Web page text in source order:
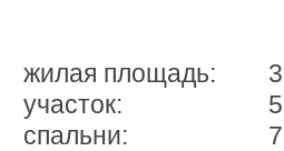
жилая площадь:
участок:
спальни:
7